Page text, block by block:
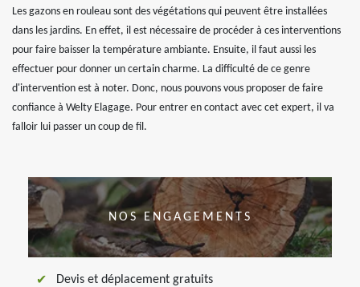
Les gazons en rouleau sont des végétations qui peuvent être installées
dans les jardins. En effet, il est nécessaire de procéder à ces interventions
pour faire baisser la température ambiante. Ensuite, il faut aussi les
effectuer pour donner un certain charme. La difficulté de ce genre
d'intervention est à noter. Donc, nous pouvons vous proposer de faire
confiance à Welty Elagage. Pour entrer en contact avec cet expert, il va
falloir lui passer un coup de fil.
NOS ENGAGEMENTS
Devis et déplacement gratuits